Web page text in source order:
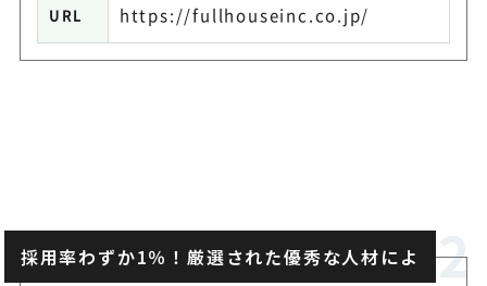
URL https://fullhouseinc.co.jp/
採用率わずか1％！厳選された優秀な人材によ